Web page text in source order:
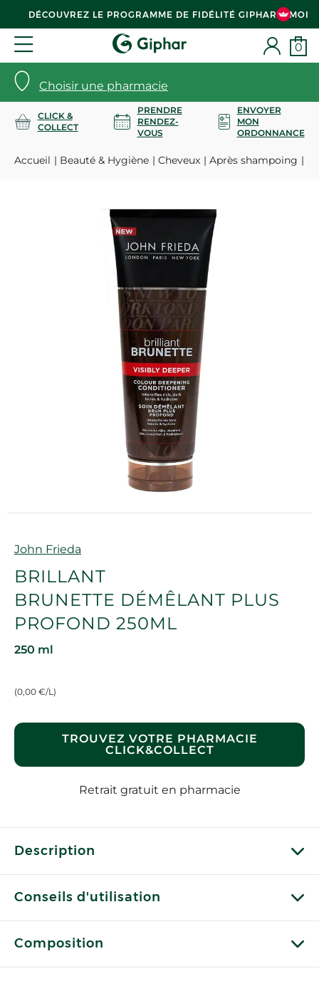
DÉCOUVREZ LE PROGRAMME DE FIDÉLITÉ GIPHAR & MOI
Choisir une pharmacie
0
CLICK &
COLLECT
PRENDRE
RENDEZ-
VOUS
ENVOYER
MON
ORDONNANCE
Accueil Beauté & Hygiène Cheveux Après shampoing
Marque
John Frieda
BRILLANT
BRUNETTE DÉMÊLANT PLUS
PROFOND 250ML
250 ml
(0,00 €/L)
TROUVEZ VOTRE PHARMACIE
CLICK&COLLECT
Retrait gratuit en pharmacie
Description
Conseils d'utilisation
Composition